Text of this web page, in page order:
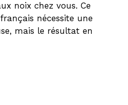
noix chez vous. Ce
nécessite une
mais le résultat en